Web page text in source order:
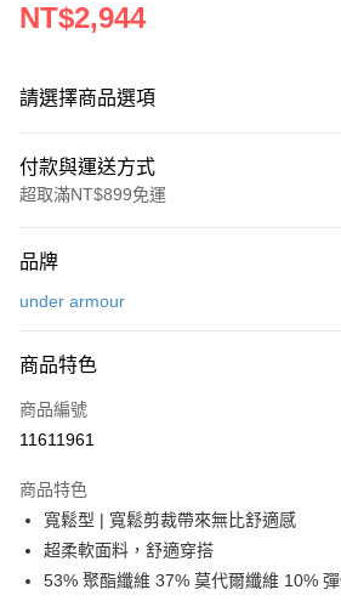
NT$2,944
請選擇商品選項
付款與運送方式
超取滿NT$899免運
信用卡一次付款
6 期 0 利率 每期
合作金庫商業銀行
上海商業儲蓄銀行
臺灣中小企業銀行
匯豐（台灣）商業銀行
華泰商
聯邦商業銀行
元大商業銀行
永豐商
LINE Pay
Apple Pay
街口支付
悠遊付
Google Pay
品牌
under armour
商品特色
商品編號
11611961
商品特色
寬鬆型 | 寬鬆剪裁帶來無比舒適感
超柔軟面料，舒適穿搭
53% 聚酯纖維 37% 莫代爾纖維 10%